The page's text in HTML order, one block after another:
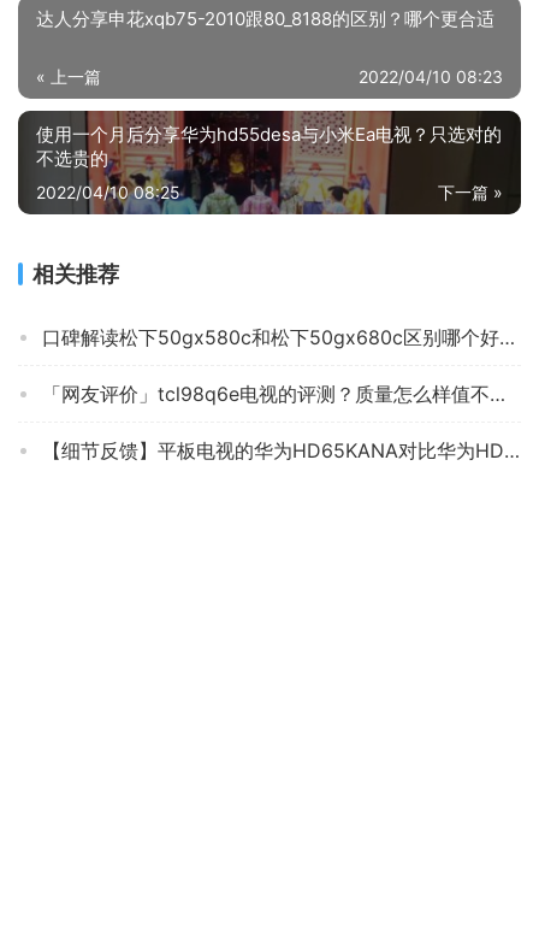
达人分享申花xqb75-2010跟80_8188的区别？哪个更合适
« 上一篇 2022/04/10 08:23
使用一个月后分享华为hd55desa与小米Ea电视？只选对的
不选贵的
下一篇 »
2022/04/10 08:25
相关推荐
口碑解读松下50gx580c和松下50gx680c区别哪个好？只选对的不选贵的
「网友评价」tcl98q6e电视的评测？质量怎么样值不值得买
【细节反馈】平板电视的华为HD65KANA对比华为HD65KANA哪个质量更好呢？优缺点分析测评